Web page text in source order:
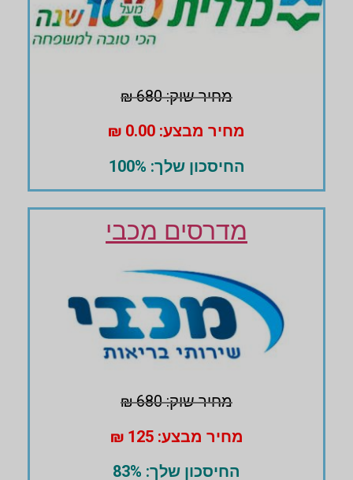
מחיר שוק: 680 ₪
מחיר מבצע: 0.00 ₪
החיסכון שלך: 100%
מדרסים מכבי
מחיר שוק: 680 ₪
מחיר מבצע: 125 ₪
החיסכון שלך: 83%